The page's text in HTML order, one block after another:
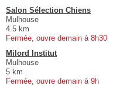
Salon Sélection Chiens
Mulhouse
4.5 km
Fermée, ouvre demain à 8h30
Milord Institut
Mulhouse
5 km
Fermée, ouvre demain à 9h